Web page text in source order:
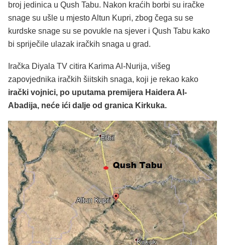
broj jedinica u Qush Tabu. Nakon kraćih borbi su iračke
snage su ušle u mjesto Altun Kupri, zbog čega su se
kurdske snage su se povukle na sjever i Qush Tabu kako
bi spriječile ulazak iračkih snaga u grad.
Iračka Diyala TV citira Karima Al-Nurija, višeg
zapovjednika iračkih šiitskih snaga, koji je rekao kako
irački vojnici, po uputama premijera Haidera Al-
Abadija, neće ići dalje od granica Kirkuka.